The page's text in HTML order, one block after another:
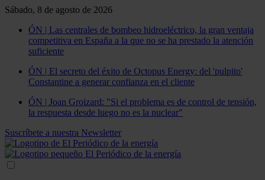
Sábado, 8 de agosto de 2026
ÓN | Las centrales de bombeo hidroeléctrico, la gran ventaja
competitiva en España a la que no se ha prestado la atención
suficiente
ÓN | El secreto del éxito de Octopus Energy: del 'pulpito'
Constantine a generar confianza en el cliente
ÓN | Joan Groizard: "Si el problema es de control de tensión,
la respuesta desde luego no es la nuclear"
Suscríbete a nuestra Newsletter